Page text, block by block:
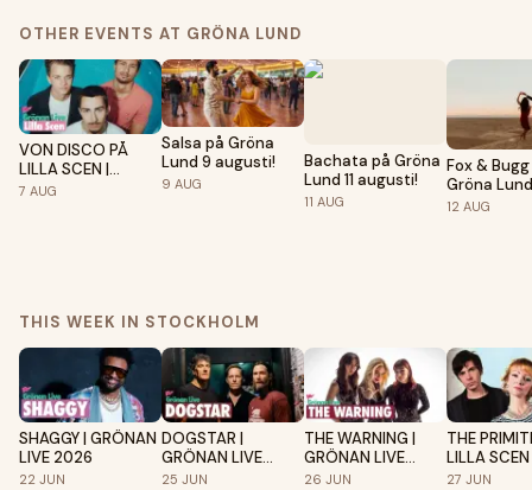
OTHER EVENTS AT GRÖNA LUND
VON DISCO PÅ
LILLA SCEN |
GRÖNAN LIVE
7 AUG
Salsa på Gröna
Lund 9 augusti!
9 AUG
Bachata på Gröna
Lund 11 augusti!
11 AUG
Fox &
Gröna Lund
sommaren
12 AUG
THIS WEEK IN STOCKHOLM
SHAGGY | GRÖNAN
LIVE 2026
22 JUN
DOGSTAR |
GRÖNAN LIVE
2026
25 JUN
THE WARNING |
GRÖNAN LIVE
2026
26 JUN
THE
LILLA SCEN
GRÖNAN
27 JUN